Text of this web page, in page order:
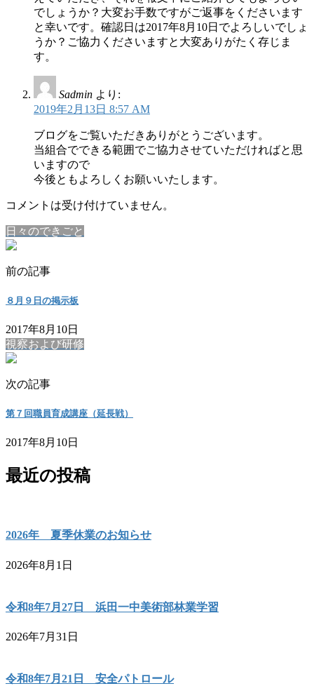
でしょうか？大変お手数ですがご返事をくださいます
と幸いです。確認日は2017年8月10日でよろしいでしょ
うか？ご協力くださいますと大変ありがたく存じま
す。
Sadmin より:
2019年2月13日 8:57 AM
ブログをご覧いただきありがとうございます。
当組合でできる範囲でご協力させていただければと思
いますので
今後ともよろしくお願いいたします。
コメントは受け付けていません。
日々のできごと
前の記事
８月９日の掲示板
2017年8月10日
視察および研修
次の記事
第７回職員育成講座（延長戦）
2017年8月10日
最近の投稿
2026年 夏季休業のお知らせ
2026年8月1日
令和8年7月27日 浜田一中美術部林業学習
2026年7月31日
令和8年7月21日 安全パトロール